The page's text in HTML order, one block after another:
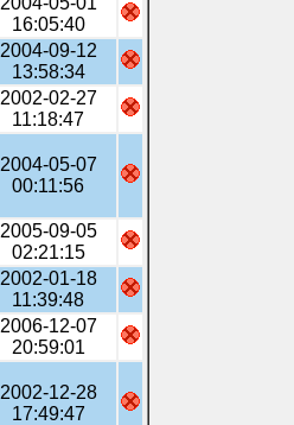
16:05:40
2004-09-12
13:58:34
2002-02-27
11:18:47
2004-05-07
00:11:56
2005-09-05
02:21:15
2002-01-18
11:39:48
2006-12-07
20:59:01
2002-12-28
17:49:47